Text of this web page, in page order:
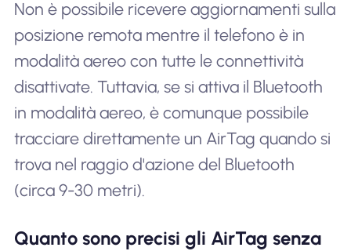
Non è possibile ricevere aggiornamenti sulla
posizione remota mentre il telefono è in
modalità aereo con tutte le connettività
disattivate. Tuttavia, se si attiva il Bluetooth
in modalità aereo, è comunque possibile
tracciare direttamente un AirTag quando si
trova nel raggio d'azione del Bluetooth
(circa 9-30 metri).
Quanto sono precisi gli AirTag senza